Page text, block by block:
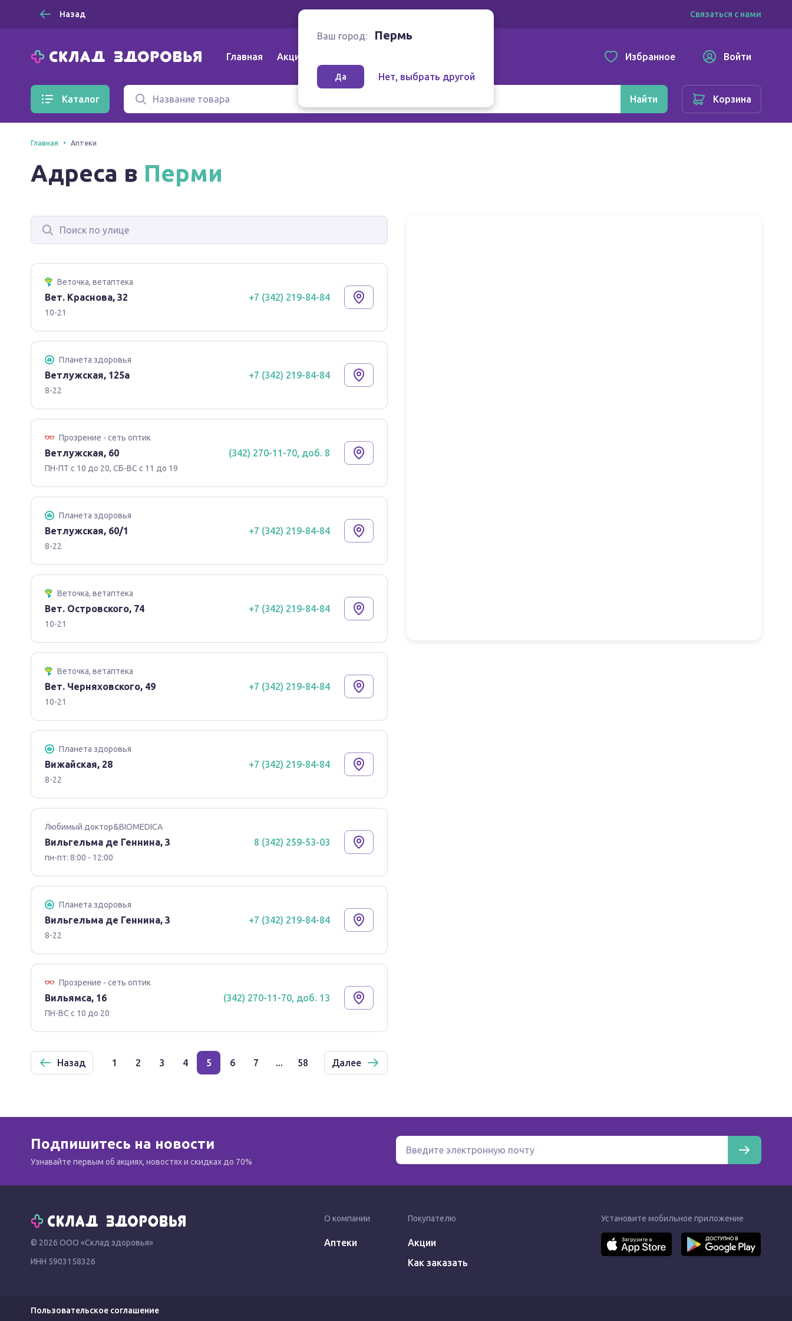
Назад Связаться с нами
Главная Акции Избранное Войти
Каталог Найти Корзина
Ваш город: Пермь
Да Нет, выбрать другой
Главная Аптеки
Адреса в Перми
Веточка, ветаптека
Вет. Краснова, 32
10-21
+7 (342) 219-84-84
Планета здоровья
Ветлужская, 125а
8-22
+7 (342) 219-84-84
Прозрение - сеть оптик
Ветлужская, 60
ПН-ПТ с 10 до 20, СБ-ВС с 11 до 19
(342) 270-11-70, доб. 8
Планета здоровья
Ветлужская, 60/1
8-22
+7 (342) 219-84-84
Веточка, ветаптека
Вет. Островского, 74
10-21
+7 (342) 219-84-84
Веточка, ветаптека
Вет. Черняховского, 49
10-21
+7 (342) 219-84-84
Планета здоровья
Вижайская, 28
8-22
+7 (342) 219-84-84
Любимый доктор&BIOMEDICA
Вильгельма де Геннина, 3
пн-пт: 8:00 - 12:00
8 (342) 259-53-03
Планета здоровья
Вильгельма де Геннина, 3
8-22
+7 (342) 219-84-84
Прозрение - сеть оптик
Вильямса, 16
ПН-ВС с 10 до 20
(342) 270-11-70, доб. 13
Назад 1 2 3 4 5 6 7 ... 58 Далее
Подпишитесь на новости
Узнавайте первым об акциях, новостях и скидках до 70%
© 2026 ООО «Склад здоровья»
ИНН 5903158326
О компании
Аптеки
Покупателю
Акции
Как заказать
Установите мобильное приложение
Пользовательское соглашение